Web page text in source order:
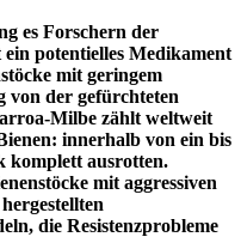
es Forschern der
potentielles Medikament
mit geringem
von der gefürchteten
Milbe zählt weltweit
innerhalb von ein bis
komplett ausrotten.
mit aggressiven
die Resistenzprobleme